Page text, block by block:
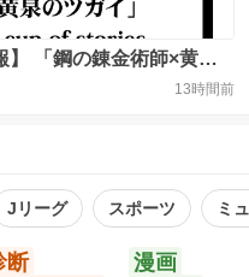
泉
cup of stories~ （2個＆
13時間前
Jリーグ スポーツ ミ
断
漫画